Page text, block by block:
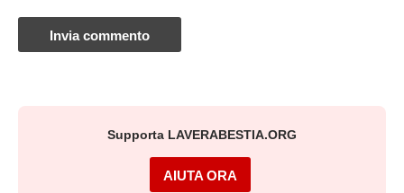
Supporta LAVERABESTIA.ORG
AIUTA ORA